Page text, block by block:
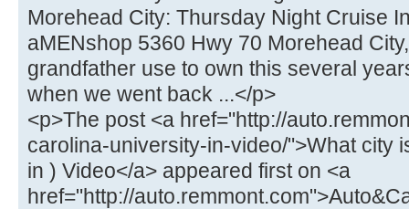
Morehead City: Thursday Night Cruise
aMENshop 5360 Hwy 70 Morehead
grandfather use to own this several
when we went back ...</p>
<p>The post <a href="http://
carolina-university-in-video/">What city
in ) Video</a> appeared first on <a
href="http://